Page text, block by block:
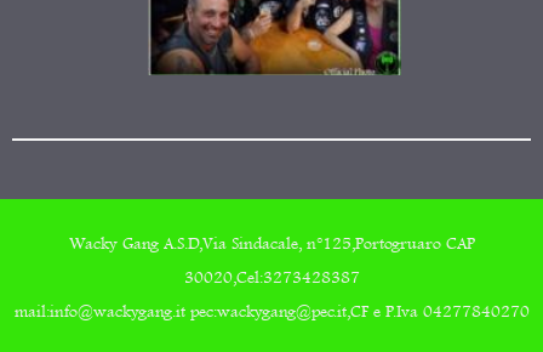
Wacky Gang A.S.D,Via Sindacale, n°125,Portogruaro CAP
30020,Cel:3273428387
mail:info@wackygang.it pec:wackygang@pec.it,CF e P.Iva 04277840270